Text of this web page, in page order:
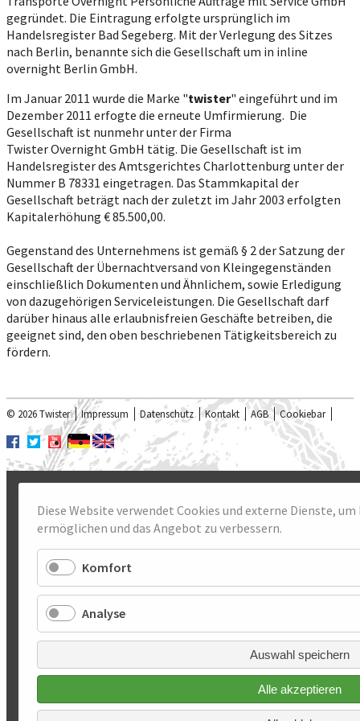
gegründet. Die Eintragung erfolgte ursprünglich im
Handelsregister Bad Segeberg. Mit der Verlegung des Sitzes
nach Berlin, benannte sich die Gesellschaft um in inline
overnight Berlin GmbH.
Im Januar 2011 wurde die Marke "twister" eingeführt und im
Dezember 2011 erfogte die erneute Umfirmierung. Die
Gesellschaft ist nunmehr unter der Firma
Twister Overnight GmbH tätig. Die Gesellschaft ist im
Handelsregister des Amtsgerichtes Charlottenburg unter der
Nummer B 78331 eingetragen. Das Stammkapital der
Gesellschaft beträgt nach der zuletzt im Jahr 2003 erfolgten
Kapitalerhöhung € 85.500,00.
Gegenstand des Unternehmens ist gemäß § 2 der Satzung der
Gesellschaft der Übernachtversand von Kleingegenständen
einschließlich Dokumenten und Ähnlichem, sowie Erledigung
von dazugehörigen Serviceleistungen. Die Gesellschaft darf
darüber hinaus alle erlaubnisfreien Geschäfte betreiben, die
geeignet sind, den oben beschriebenen Tätigkeitsbereich zu
fördern.
© 2026 Twister Impressum Datenschutz Kontakt AGB Cookiebar
Diese Website verwendet Cookies und externe Dienste,
ermöglichen und das Angebot zu verbessern.
Komfort
Analyse
Auswahl speichern
Alle akzeptieren